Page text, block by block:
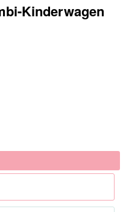
Kinderwagen